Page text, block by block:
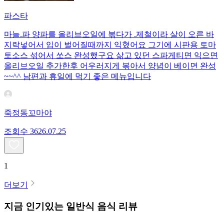
파스타
마늘.파 양파를 올리브오일에 볶다가 .제철이라 살이 오른 바
지락넣어서 입이 벌어질때까지 익혔어요 그기에 시판용 토마
토소스 섞어서 쏘스 완성했구요 삶고 있던 스파게티면 익으면
올리브오일 추가한후 어우러지게 볶아서 양념이 베이면 완성
~~^^ 남편과 휴일에 먹기 좋은 메뉴입니다
죽정동꼬마야
조회수 3626.07.25
1
더보기
지금 인기있는 일반식 음식 리뷰